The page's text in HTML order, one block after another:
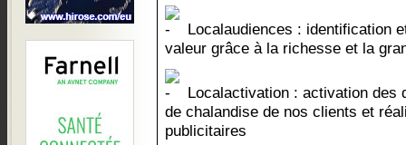
Localaudiences : identification
valeur grâce à la richesse et la
Localactivation : activation des
de chalandise de nos clients et
publicitaires